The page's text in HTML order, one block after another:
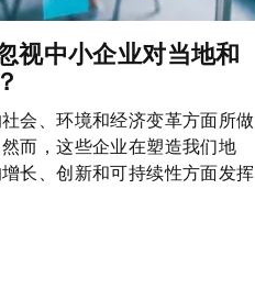
视中小企业对当地和
会、环境和经济变革方面所做
而，这些企业在塑造我们地
长、创新和可持续性方面发挥